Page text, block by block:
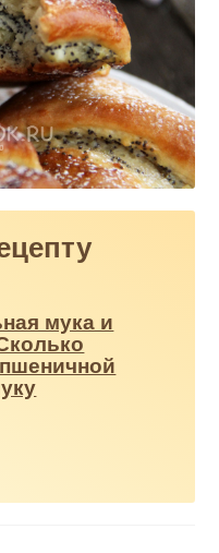
мука и